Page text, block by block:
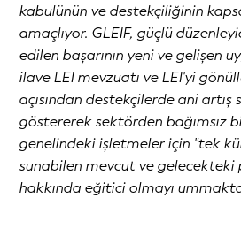
kabulünün ve destekçiliğinin
amaçlıyor. GLEIF, güçlü
edilen başarının yeni ve gelişen
ilave LEI mevzuatı ve LEI'yi
açısından destekçilerde ani artış
göstererek sektörden bağımsız
genelindeki işletmeler için "tek
sunabilen mevcut ve gelecekteki
hakkında eğitici olmayı